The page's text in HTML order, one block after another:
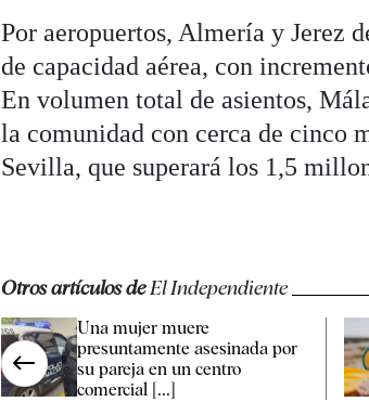
Por aeropuertos, Almería y Jerez
de capacidad aérea, con
En volumen total de asientos,
la comunidad con cerca de cinco
Sevilla, que superará los 1,5
Otros artículos deEl Independiente
Una mujer muere
presuntamente asesinada por
su pareja en un centro
comercial [...]